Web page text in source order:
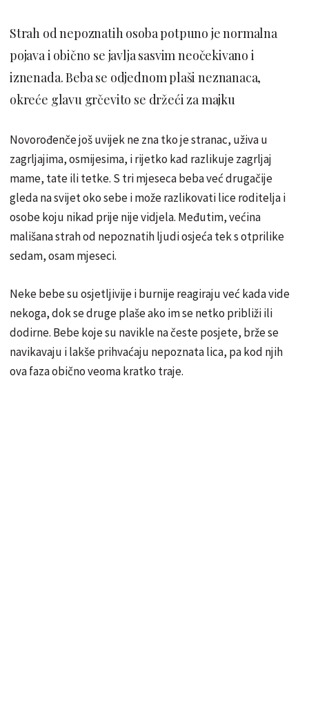
Strah od nepoznatih osoba potpuno je normalna
pojava i obično se javlja sasvim neočekivano i
iznenada. Beba se odjednom plaši neznanaca,
okreće glavu grčevito se držeći za majku
Novorođenče još uvijek ne zna tko je stranac, uživa u
zagrljajima, osmijesima, i rijetko kad razlikuje zagrljaj
mame, tate ili tetke. S tri mjeseca beba već drugačije
gleda na svijet oko sebe i može razlikovati lice roditelja i
osobe koju nikad prije nije vidjela. Međutim, većina
mališana strah od nepoznatih ljudi osjeća tek s otprilike
sedam, osam mjeseci.
Neke bebe su osjetljivije i burnije reagiraju već kada vide
nekoga, dok se druge plaše ako im se netko približi ili
dodirne. Bebe koje su navikle na česte posjete, brže se
navikavaju i lakše prihvaćaju nepoznata lica, pa kod njih
ova faza obično veoma kratko traje.